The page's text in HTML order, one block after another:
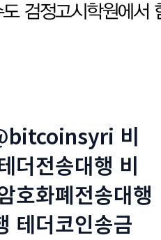
비
더전송대행 비
호화폐전송대행
테더코인송금